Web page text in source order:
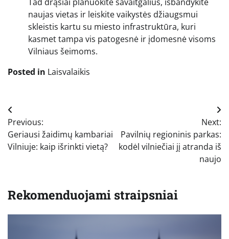
Tad drąsiai planuokite savaitgalius, išbandykite
naujas vietas ir leiskite vaikystės džiaugsmui
skleistis kartu su miesto infrastruktūra, kuri
kasmet tampa vis patogesnė ir įdomesnė visoms
Vilniaus šeimoms.
Posted in Laisvalaikis
Navigacija
tarp
įrašų
Previous:
Geriausi žaidimų kambariai
Vilniuje: kaip išrinkti vietą?
Next:
Pavilnių regioninis parkas:
kodėl vilniečiai jį atranda iš
naujo
Rekomenduojami straipsniai